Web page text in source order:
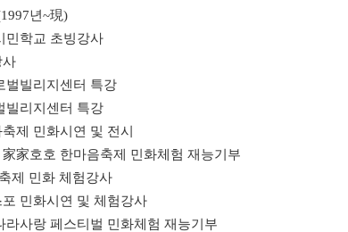
년~現)
민학교 초빙강사
사
벌빌리지센터 특강
빌리지센터 특강
화축제 민화시연 및 전시
家家호호 한마음축제 민화체험 재능기부
제 민화 체험강사
포 민화시연 및 체험강사
사랑 페스티벌 민화체험 재능기부